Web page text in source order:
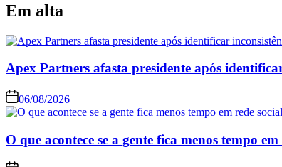
Em alta
Apex Partners afasta presidente após
06/08/2026
O que acontece se a gente fica menos tempo